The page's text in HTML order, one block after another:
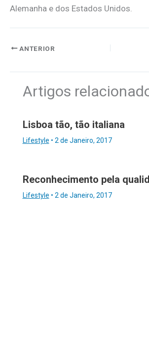
Alemanha e dos Estados Unidos.
ANTERIOR
Artigos
Lisboa tão, tão italiana
Lifestyle • 2 de Janeiro, 2017
Reconhecimento pela
Lifestyle • 2 de Janeiro, 2017